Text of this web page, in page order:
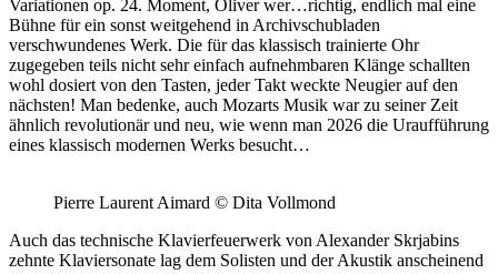
Variationen op. 24. Moment, Oliver wer…richtig, endlich mal eine
Bühne für ein sonst weitgehend in Archivschubladen
verschwundenes Werk. Die für das klassisch trainierte Ohr
zugegeben teils nicht sehr einfach aufnehmbaren Klänge schallten
wohl dosiert von den Tasten, jeder Takt weckte Neugier auf den
nächsten! Man bedenke, auch Mozarts Musik war zu seiner Zeit
ähnlich revolutionär und neu, wie wenn man 2026 die Uraufführung
eines klassisch modernen Werks besucht…
Pierre Laurent Aimard © Dita Vollmond
Auch das technische Klavierfeuerwerk von Alexander Skrjabins
zehnte Klaviersonate lag dem Solisten und der Akustik anscheinend